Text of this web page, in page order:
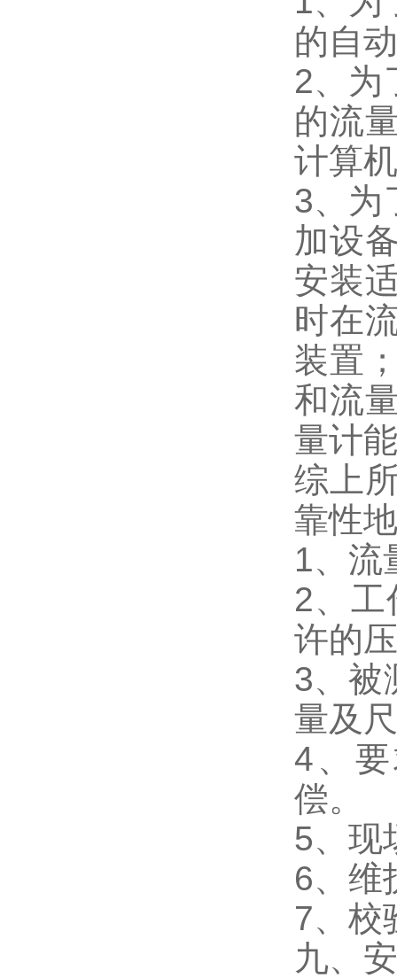
的自
2、为
的流
计算
3、为
加设
安装
时在
装置
和流
量计
综上
靠性
1、流
2、工
许的
3、被
量及
4、
偿。
5、现
6、维
7、校
九、